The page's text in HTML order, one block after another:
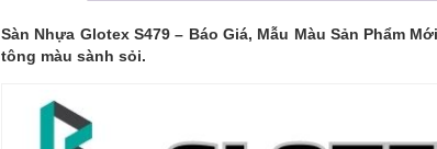
Sàn Nhựa Glotex S479 – Báo Giá, Mẫu Màu Sản Phẩm
tông màu sành sỏi.